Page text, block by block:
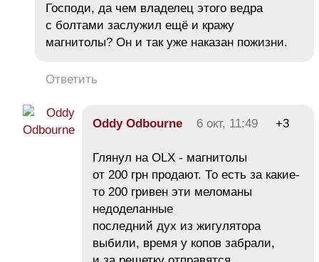
Господи, да чем владелец этого ведра
с болтами заслужил ещё и кражу
магнитолы? Он и так уже наказан пожизни.
Ответить
Oddy Odbourne 6 окт, 11:49 +3
Глянул на OLX - магнитолы
от 200 грн продают. То есть за какие-
то 200 гривен эти меломаны
недоделанные
последний дух из жигулятора
выбили, время у копов забрали,